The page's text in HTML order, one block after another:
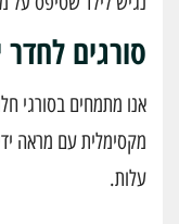
סורגים
אנו מתמחים בסורגי
מקסימלית עם מראה
עלות.